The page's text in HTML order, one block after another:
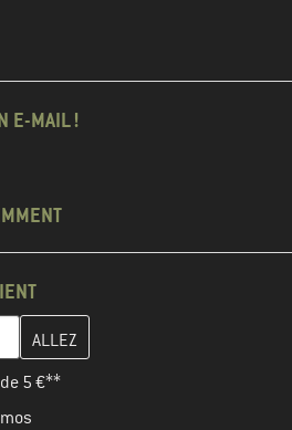
E-MAIL !
ici et créez votre compte client à la
5 €**